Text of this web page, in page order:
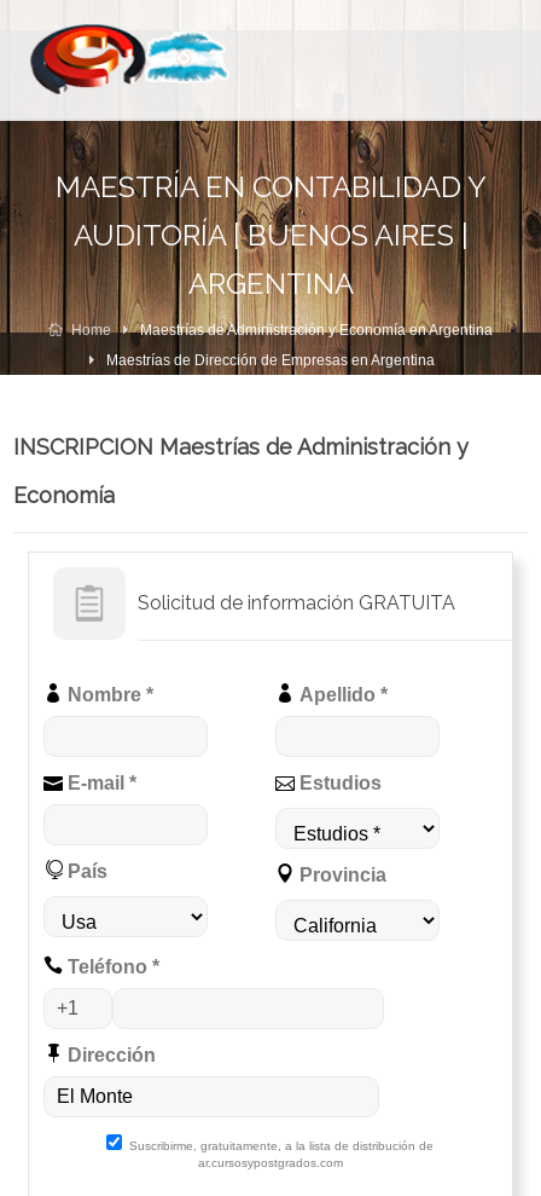
MAESTRÍA EN CONTABILIDAD Y
AUDITORÍA | BUENOS AIRES |
ARGENTINA
Home
Maestrías de Administración y Economía en Argentina
Maestrías de Dirección de Empresas en Argentina
INSCRIPCION Maestrías de Administración y
Economía
Solicitud de información GRATUITA
Nombre * Apellido *
E-mail * Estudios
País Provincia
Teléfono *
Dirección
Suscribirme, gratuitamente, a la lista de distribución de
ar.cursosypostgrados.com